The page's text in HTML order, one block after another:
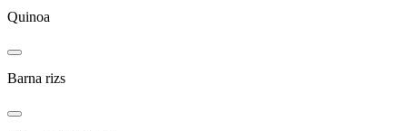
Quinoa
Barna rizs